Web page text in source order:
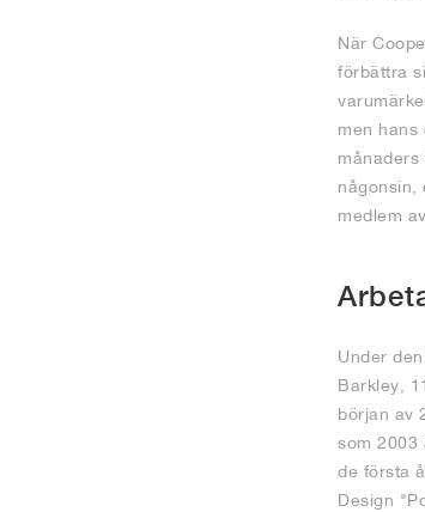
När
förbättra
men hans
någonsin,
medlem
Under
Barkley,
början av
som 2003
de första
Design